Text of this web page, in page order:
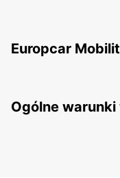
Europcar
Ogólne